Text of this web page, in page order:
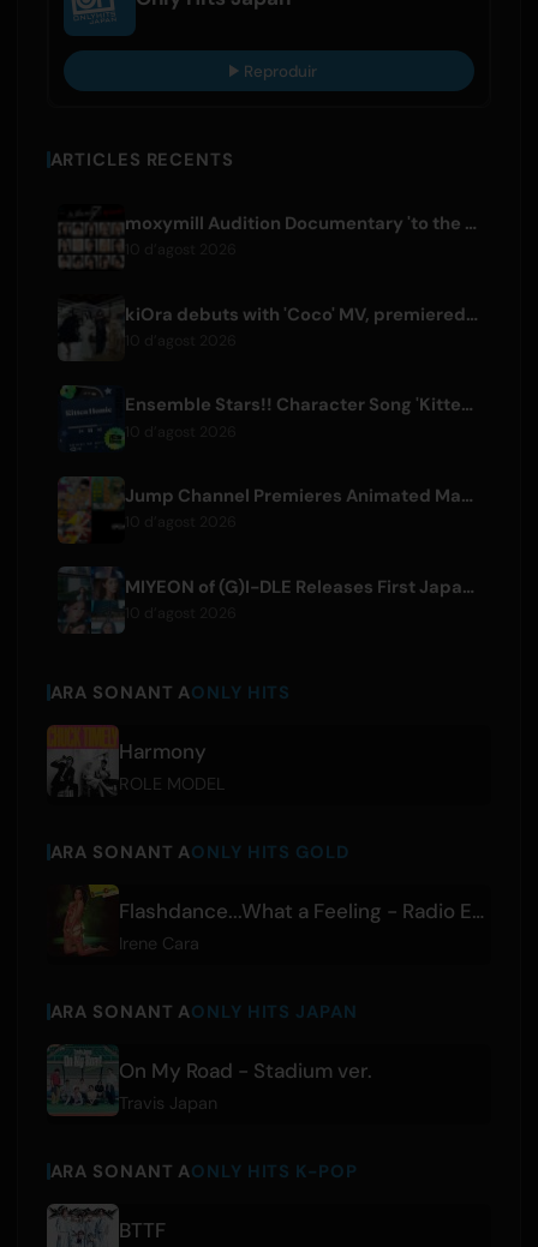
Reproduir
ARTICLES RECENTS
moxymill Audition Documentary 'to the nex7' Episode 1 Released
kiOra debuts with 'Coco' MV, premiered at HEAD IN THE CLOUDS LA
Ensemble Stars!! Character Song 'Kitten Homie' by Ritsu Sakuma Releases Worldwide
Jump Channel Premieres Animated Manga for Three New Shonen Jump Series
MIYEON of (G)I-DLE Releases First Japanese Solo Single 'RUN AWAY'
ARA SONANT AONLY HITS
Harmony
ROLE MODEL
ARA SONANT AONLY HITS GOLD
Flashdance...What a Feeling - Radio Edit
Irene Cara
ARA SONANT AONLY HITS JAPAN
On My Road - Stadium ver.
Travis Japan
ARA SONANT AONLY HITS K-POP
BTTF